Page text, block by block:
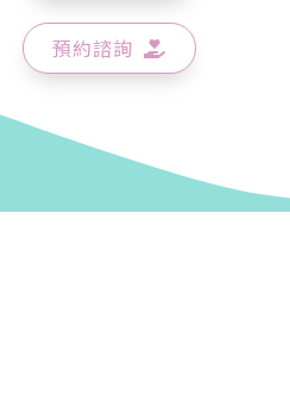
預約諮詢